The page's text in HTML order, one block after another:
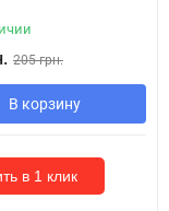
205 грн.
В корзину
в 1 клик